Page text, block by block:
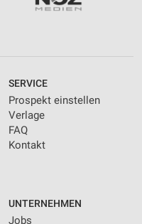
SERVICE
Prospekt einstellen
Verlage
FAQ
Kontakt
UNTERNEHMEN
Jobs